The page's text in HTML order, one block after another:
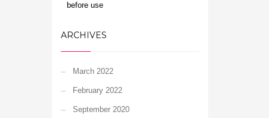
before use
ARCHIVES
March 2022
February 2022
September 2020